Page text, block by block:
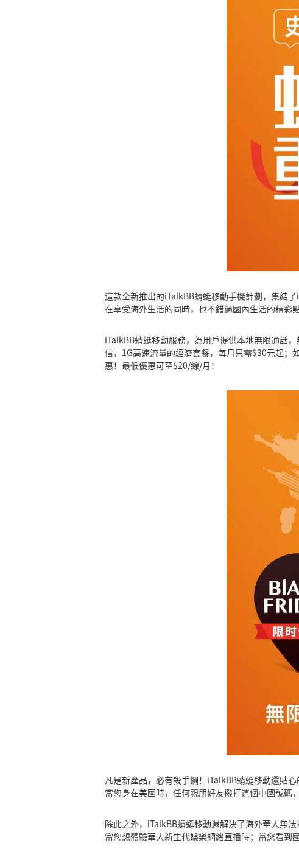
這款全新推出的iTalkBB蜻蜓移動手機計劃，集結
在享受海外生活的同時，也不錯過國內生活的精彩點
iTalkBB蜻蜓移動服務，為用戶提供本地無限通話
信，1G高速流量的經濟套餐，每月只需$30元起；
惠！最低優惠可至$20/線/月！
凡是新產品，必有殺手鐧！iTalkBB蜻蜓移動還貼
當您身在美國時，任何親朋好友撥打這個中國號碼
除此之外，iTalkBB蜻蜓移動還解決了海外華人無
當您想體驗華人新生代娛樂網絡直播時；當您看到